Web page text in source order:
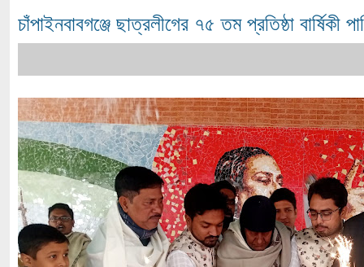
চাঁপাইনবাবগঞ্জে ছাত্রলীগের ৭৫ তম প্রতিষ্ঠা বার্ষিকী